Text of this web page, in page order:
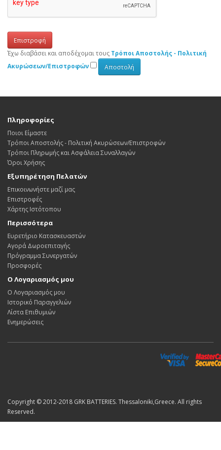
Επιστροφή
Έχω διαβάσει και αποδέχομαι τους Τρόποι Αποστολής - Πολιτική
Ακυρώσεων/Επιστροφών
Πληροφορίες
Ποιοι Είμαστε
Τρόποι Αποστολής - Πολιτική Ακυρώσεων/Επιστροφών
Τρόποι Πληρωμής και Ασφάλεια Συναλλαγών
Όροι Χρήσης
Εξυπηρέτηση Πελατών
Επικοινωνήστε μαζί μας
Επιστροφές
Χάρτης Ιστότοπου
Περισσότερα
Ευρετήριο Κατασκευαστών
Αγορά Δωροεπιταγής
Πρόγραμμα Συνεργατών
Προσφορές
Ο Λογαριασμός μου
Ο Λογαριασμός μου
Ιστορικό Παραγγελιών
Λίστα Επιθυμιών
Ενημερώσεις
Copyright © 2012-2018 GRK BATTERIES. Thessaloniki,Greece. All rights
Reserved.